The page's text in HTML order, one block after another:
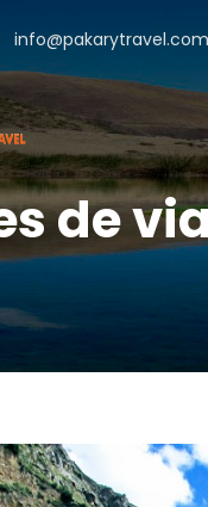
info@pakarytravel.com
de